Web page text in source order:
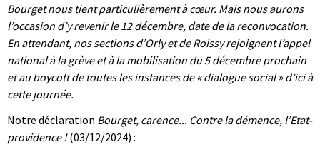
Bourget nous tient particulièrement à cœur. Mais nous aurons
l’occasion d’y revenir le 12 décembre, date de la reconvocation.
En attendant, nos sections d’Orly et de Roissy rejoignent l’appel
national à la grève et à la mobilisation du 5 décembre prochain
et au boycott de toutes les instances de « dialogue social » d’ici à
cette journée.
Notre déclaration Bourget, carence... Contre la démence, l’Etat-
providence !(03/12/2024) :